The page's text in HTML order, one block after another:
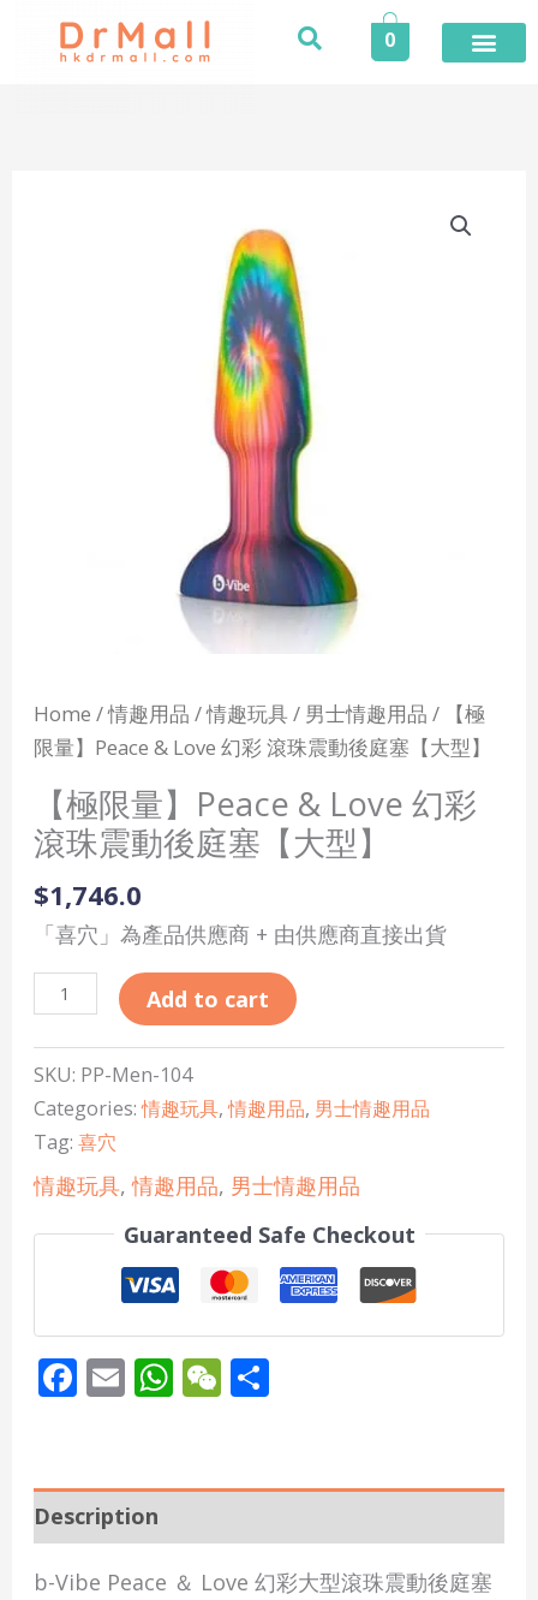
0
Home /情趣用品 /情趣玩具/ 男士情趣用品 / 【極
限量】Peace & Love 幻彩 滾珠震動後庭塞【大型】
【極限量】Peace & Love 幻彩
滾珠震動後庭塞【大型】
$1,746.0
「喜穴」為產品供應商 + 由供應商直接出貨
【大
型】
Add to cart
SKU: PP-Men-104
Categories:情趣玩具,情趣用品, 男士情趣用品
Tag: 喜穴
情趣玩具,情趣用品, 男士情趣用品
Guaranteed Safe Checkout
Facebook
EmailWhatsApp
WeChat
Share
Description
b-Vibe Peace ＆ Love 幻彩大型滾珠震動後庭塞